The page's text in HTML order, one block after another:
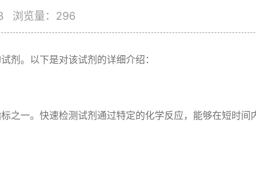
浏览量： 296
剂。以下是对该试剂的详细介绍：
之一。快速检测试剂通过特定的化学反应，能够在短时间